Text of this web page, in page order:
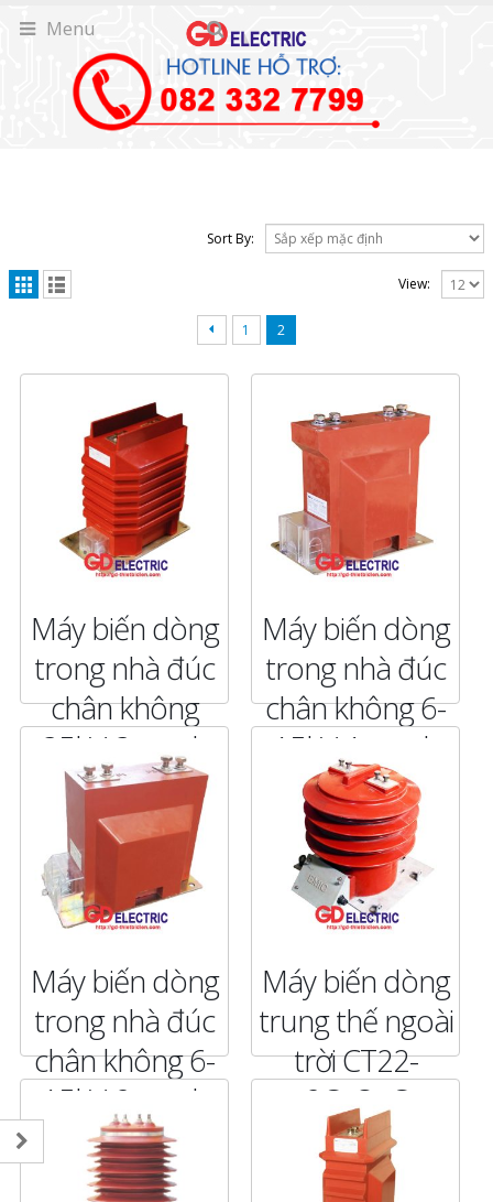
Menu
Sort By:
View:
1 2
Máy biến dòng
trong nhà đúc
chân không
35kV-3 mạch
5P20 CT35-
3CxIxC
Máy biến dòng
trong nhà đúc
chân không 6-
15kV-1 mạch
CTX-1CxIx
CHI TIẾT
Máy biến dòng
trong nhà đúc
chân không 6-
15kV-2 mạch
5P5; 5P10 CTX-
2CxIxx
Máy biến dòng
trung thế ngoài
trời CT22-
2CxOxC
CHI TIẾT